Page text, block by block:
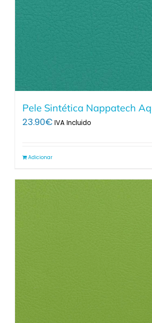
Pele Sintética Nappatech
23.90€ IVA Incluido
Adicionar